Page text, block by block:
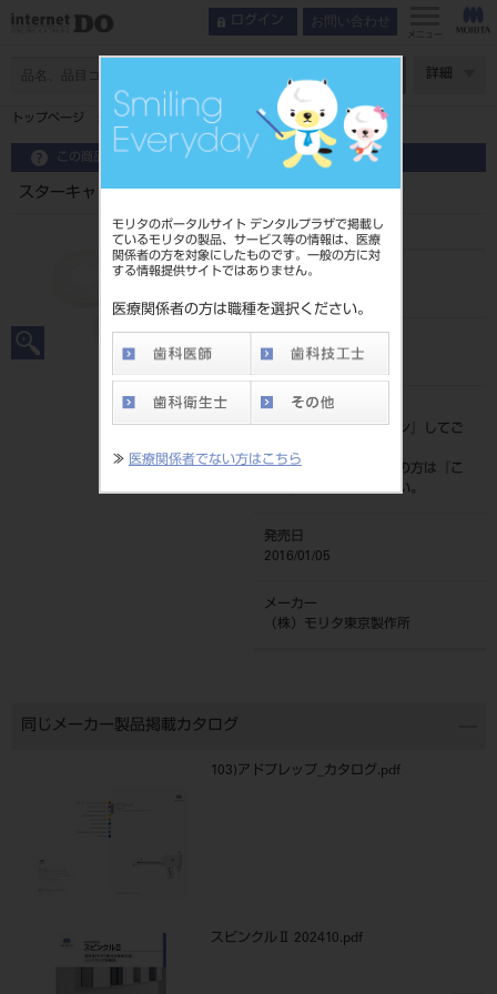
モリタのポータルサイト デンタルプラザで掲載し
ているモリタの製品、サービス等の情報は、医療
関係者の方を対象にしたものです。一般の方に対
する情報提供サイトではありません。
医療関係者の方は職種を選択ください。
≫ 医療関係者でない方はこちら
ログイン お問い合わせ
メニュー
詳細
トップページ スターキャップ １００枚入り
この商品に関するお問い合わせ
スターキャップ １００枚入り
品目コード
4900541300576
標準価格
価格の確認は『ログイン
』してご
ネット会員登録がまだの方は『
こ
ちら』より登録ください。
発売日
2016/01/05
メーカー
（株）モリタ東京製作所
同じメーカー製品掲載カタログ
103)アドプレップ_カタログ.pdf
スピンクルⅡ 202410.pdf